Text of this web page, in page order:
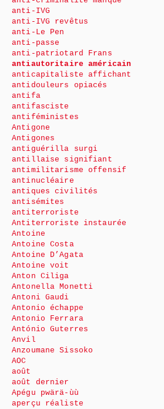
anti-IVG
anti-IVG revêtus
anti-Le Pen
anti-passe
anti-patriotard Frans
antiautoritaire américain
anticapitaliste affichant
antidouleurs opiacés
antifa
antifasciste
antiféministes
Antigone
Antigones
antiguérilla surgi
antillaise signifiant
antimilitarisme offensif
antinucléaire
antiques civilités
antisémites
antiterroriste
Antiterroriste instaurée
Antoine
Antoine Costa
Antoine D’Agata
Antoine voit
Anton Ciliga
Antonella Monetti
Antoni Gaudi
Antonio échappe
Antonio Ferrara
António Guterres
Anvil
Anzoumane Sissoko
AOC
août
août dernier
Apégu pwärä-ùù
aperçu réaliste